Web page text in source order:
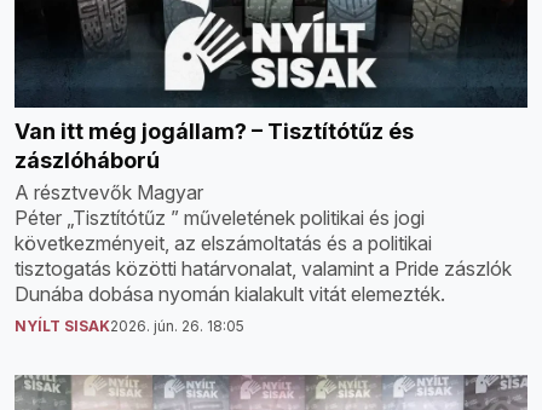
Van itt még jogállam? – Tisztítótűz és
zászlóháború
A résztvevők Magyar
Péter „Tisztítótűz ” műveletének politikai és jogi
következményeit, az elszámoltatás és a politikai
tisztogatás közötti határvonalat, valamint a Pride zászlók
Dunába dobása nyomán kialakult vitát elemezték.
NYÍLT SISAK2026. jún. 26. 18:05